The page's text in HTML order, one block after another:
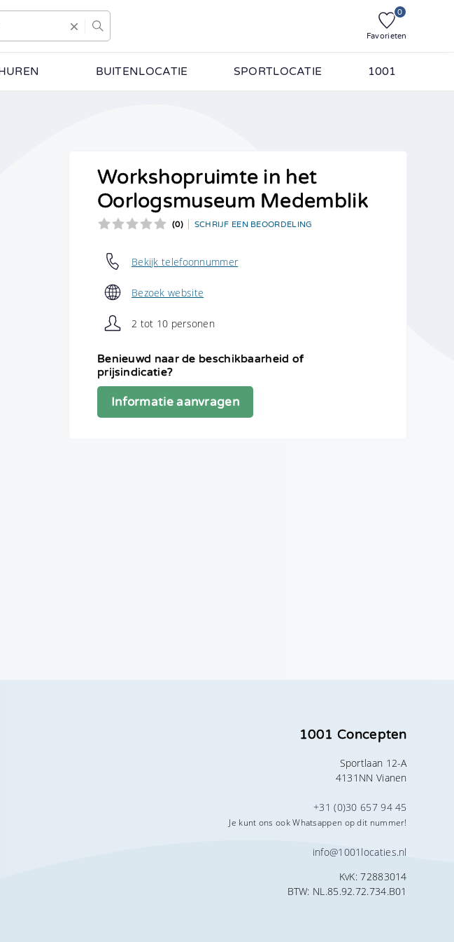
0
Favorieten
BUITENLOCATIE SPORTLOCATIE 1001
Workshopruimte in het
Oorlogsmuseum Medemblik
(0) SCHRIJF EEN BEOORDELING
Bekijk telefoonnummer
Bezoek website
2 tot 10 personen
Benieuwd naar de beschikbaarheid of
prijsindicatie?
Informatie aanvragen
mogelijkheden er zijn. Vul onderstaande
personen
met je gegevens om. Ons
1001 Concepten
Sportlaan 12-A
4131NN Vianen
+31 (0)30 657 94 45
Je kunt ons ook Whatsappen op dit nummer!
info@1001locaties.nl
KvK: 72883014
BTW: NL.85.92.72.734.B01